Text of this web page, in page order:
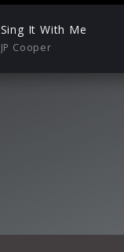
Sing It With Me
JP Cooper